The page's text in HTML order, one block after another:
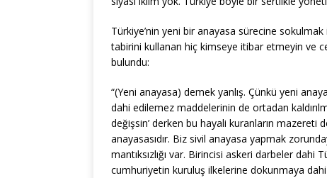
Türkiye’nin yeni bir anayasa sürecine
tabirini kullanan hiç kimseye itibar etmeyin ve
bulundu:
“(Yeni anayasa) demek yanlış. Çünkü yeni
dahi edilemez maddelerinin de ortadan
değişsin’ derken bu hayali kuranların mazereti
anayasasıdır. Biz sivil anayasa yapmak
mantıksızlığı var. Birincisi askeri darbeler dahi
cumhuriyetin kuruluş ilkelerine dokunmaya